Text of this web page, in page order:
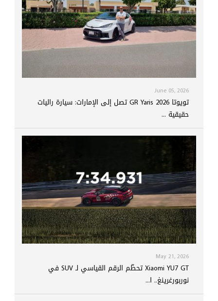
June 05, 2026
تويوتا GR Yaris 2026 تصل إلى الإمارات: سيارة راليات
حقيقية ...
May 21, 2026
Xiaomi YU7 GT تحطّم الرقم القياسي لـ SUV في
نوربورغرينغ.. ا...